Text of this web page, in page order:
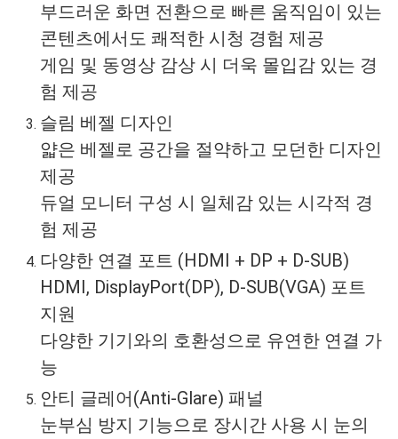
부드러운 화면 전환으로 빠른 움직임이 있는
콘텐츠에서도 쾌적한 시청 경험 제공
게임 및 동영상 감상 시 더욱 몰입감 있는 경
험 제공
슬림 베젤 디자인
얇은 베젤로 공간을 절약하고 모던한 디자인
제공
듀얼 모니터 구성 시 일체감 있는 시각적 경
험 제공
다양한 연결 포트 (HDMI + DP + D-SUB)
HDMI, DisplayPort(DP), D-SUB(VGA) 포트
지원
다양한 기기와의 호환성으로 유연한 연결 가
능
안티 글레어(Anti-Glare) 패널
눈부심 방지 기능으로 장시간 사용 시 눈의